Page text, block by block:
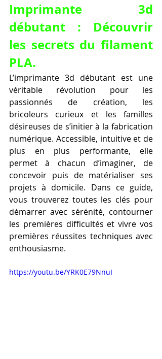
Imprimante 3d
débutant : Découvrir
les secrets du filament
PLA.
L’imprimante 3d débutant est une
véritable révolution pour les
passionnés de création, les
bricoleurs curieux et les familles
désireuses de s’initier à la fabrication
numérique. Accessible, intuitive et de
plus en plus performante, elle
permet à chacun d’imaginer, de
concevoir puis de matérialiser ses
projets à domicile. Dans ce guide,
vous trouverez toutes les clés pour
démarrer avec sérénité, contourner
les premières difficultés et vivre vos
premières réussites techniques avec
enthousiasme.
https://youtu.be/YRK0E79NnuI